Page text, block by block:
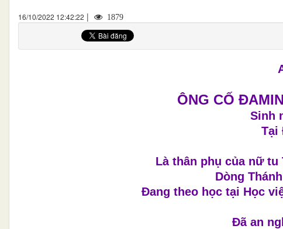
16/10/2022 12:42:22 | 1879
ÔNG CỐ
Sinh
Tại
Là thân phụ của nữ tu
Dòng
Đang theo học tại Học
Đã an